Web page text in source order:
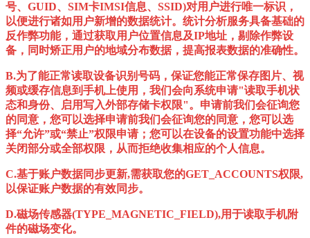
号、GUID、SIM卡IMSI信息、SSID)对用户进行唯一标识，
以便进行诸如用户新增的数据统计。统计分析服务具备基础的
反作弊功能，通过获取用户位置信息及IP地址，剔除作弊设
备，同时矫正用户的地域分布数据，提高报表数据的准确性。
B.为了能正常读取设备识别号码，保证您能正常保存图片、视
频或缓存信息到手机上使用，我们会向系统申请"读取手机状
态和身份、启用写入外部存储卡权限"。申请前我们会征询您
的同意，您可以选择申请前我们会征询您的同意，您可以选
择“允许”或“禁止”权限申请；您可以在设备的设置功能中选择
关闭部分或全部权限，从而拒绝收集相应的个人信息。
C.基于账户数据同步更新,需获取您的GET_ACCOUNTS权限,
以保证账户数据的有效同步。
D.磁场传感器(TYPE_MAGNETIC_FIELD),用于读取手机附
件的磁场变化。